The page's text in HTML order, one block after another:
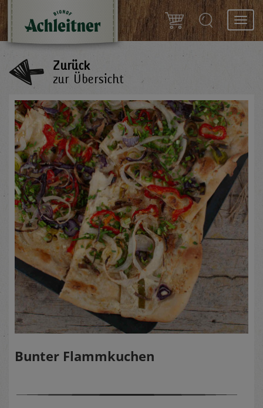
Zurück
zur Übersicht
Bunter Flammkuchen